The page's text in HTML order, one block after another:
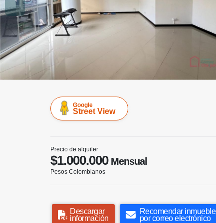
Google
Street View
Precio de alquiler
$1.000.000Mensual
Pesos Colombianos
Descargar
información
Recomendar inmueble
por correo electrónico